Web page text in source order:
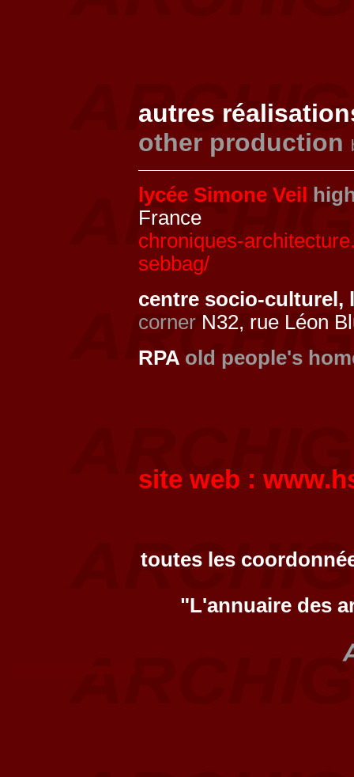
autres
other production
lycée Simone Veil
France
chroniques-
sebbag/
centre socio-culturel,
corner N32, rue Léon
RPA old people's
site web :
toutes les
"L'annuaire des